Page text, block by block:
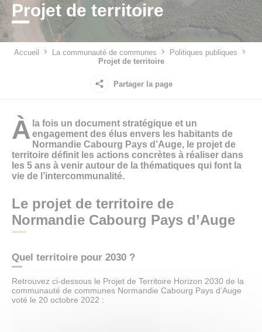
Projet de territoire
Accueil La communauté de communes
Politiques publiques
Projet de territoire
Partager la page
À la fois un document stratégique et un
engagement des élus envers les habitants de
Normandie Cabourg Pays d’Auge, le projet de
territoire définit les actions concrètes à réaliser dans
les 5 ans à venir autour de la thématiques qui font la
vie de l’intercommunalité.
Le projet de territoire de
Normandie Cabourg Pays d’Auge
Quel territoire pour 2030 ?
Retrouvez ci-dessous le Projet de Territoire Horizon 2030 de la
communauté de communes Normandie Cabourg Pays d’Auge
voté le 20 octobre 2022 :